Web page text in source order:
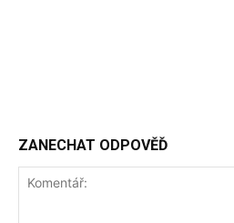
ZANECHAT ODPOVĚĎ